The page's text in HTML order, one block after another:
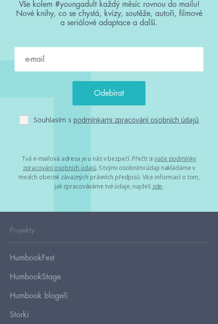
Vše kolem #youngadult každý měsíc rovnou do mailu!
Nové knihy, co se chystá, kvízy, soutěže, autoři, filmové
a seriálové adaptace a další.
Souhlasím s podmínkami zpracování osobních údajů
Tvá e-mailová adresa je u nás v bezpečí. Přečti si naše podmínky
zpracování osobních údajů. S tvými osobními údaji nakládáme v
mezích obecně závazných právních předpisů. Více informací o tom,
jak zpracováváme tvé údaje, najdeš zde.
Projekty
HumbookFest
HumbookStage
Humbook blogeři
Storki